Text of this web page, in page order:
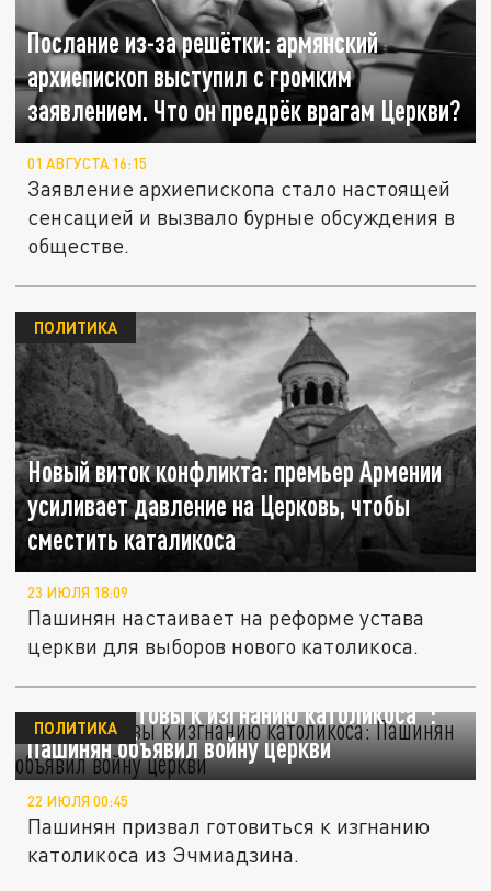
Послание из-за решётки: армянский
архиепископ выступил с громким
заявлением. Что он предрёк врагам Церкви?
01 АВГУСТА 16:15
Заявление архиепископа стало настоящей
сенсацией и вызвало бурные обсуждения в
обществе.
Новый виток конфликта: премьер Армении
усиливает давление на Церковь, чтобы
сместить каталикоса
ПОЛИТИКА
23 ИЮЛЯ 18:09
Пашинян настаивает на реформе устава
церкви для выборов нового католикоса.
"Будьте готовы к изгнанию католикоса":
Пашинян объявил войну церкви
ПОЛИТИКА
22 ИЮЛЯ 00:45
Пашинян призвал готовиться к изгнанию
католикоса из Эчмиадзина.